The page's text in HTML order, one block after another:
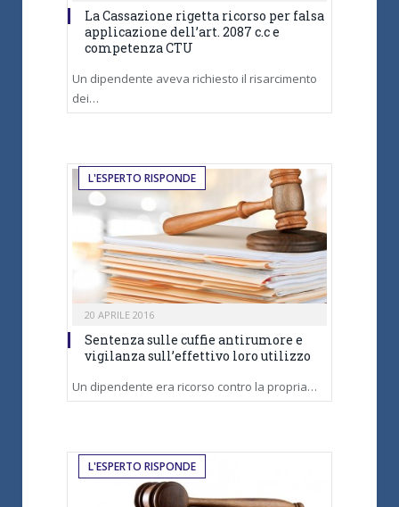
La Cassazione rigetta ricorso per falsa
applicazione dell’art. 2087 c.c e
competenza CTU
Un dipendente aveva richiesto il risarcimento
dei…
L'ESPERTO RISPONDE
20 APRILE 2016
Sentenza sulle cuffie antirumore e
vigilanza sull’effettivo loro utilizzo
Un dipendente era ricorso contro la propria…
L'ESPERTO RISPONDE